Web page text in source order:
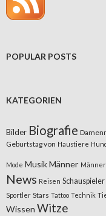
POPULAR POSTS
KATEGORIEN
Bilder Biografie
Geburtstag von Haustiere
Mode MusikMänner Männer
News Reisen Schauspieler
Sportler Stars Tattoo Technik
Wissen Witze